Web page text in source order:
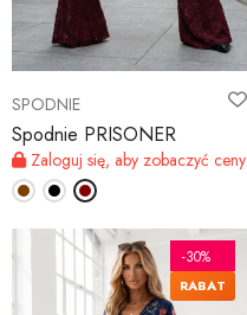
SPODNIE
Spodnie PRISONER
Zaloguj się, aby zobaczyć ceny
-30%
RABAT